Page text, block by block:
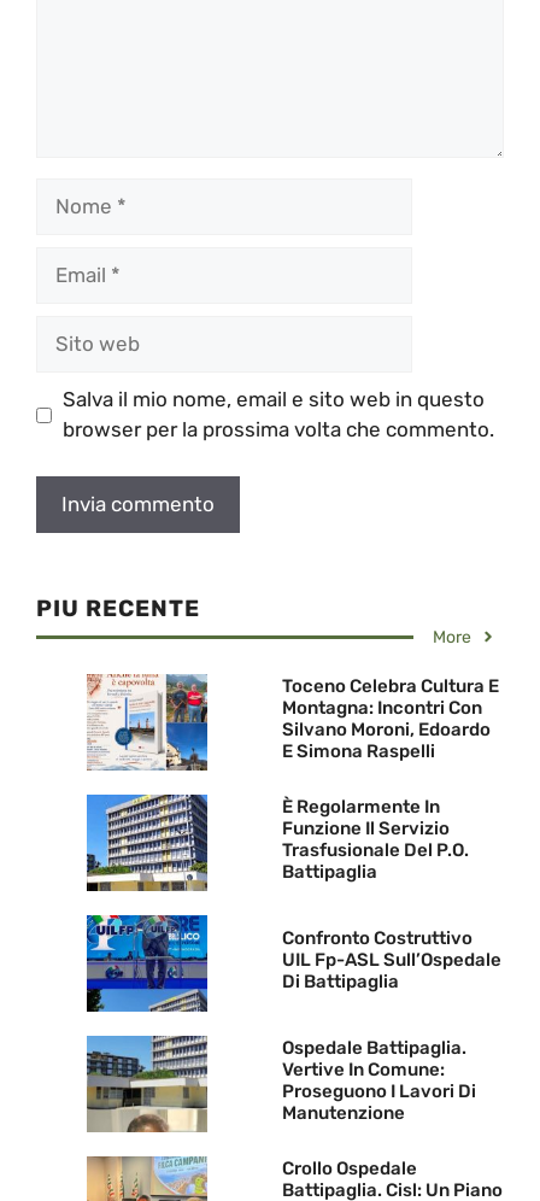
Salva il mio nome, email e sito web in questo
browser per la prossima volta che commento.
PIU RECENTE
More
Toceno Celebra Cultura E
Montagna: Incontri Con
Silvano Moroni, Edoardo
E Simona Raspelli
È Regolarmente In
Funzione Il Servizio
Trasfusionale Del P.O.
Battipaglia
Confronto Costruttivo
UIL Fp-ASL Sull’Ospedale
Di Battipaglia
Ospedale Battipaglia.
Vertive In Comune:
Proseguono I Lavori Di
Manutenzione
Crollo Ospedale
Battipaglia. Cisl: Un Piano